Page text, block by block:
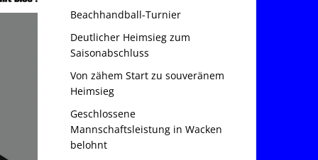
Beachhandball-Turnier
Deutlicher Heimsieg zum
Saisonabschluss
Von zähem Start zu souveränem
Heimsieg
Geschlossene
Mannschaftsleistung in Wacken
belohnt